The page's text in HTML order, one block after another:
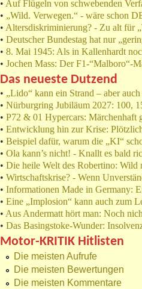
• Auf Flügeln von schwebenden
• „Wild. Verwegen.“ - wäre schon
• Altersdiskriminierung? - Zu alt für
• Deutscher Bundestag hat nur
• 8. Mai 1945: Als in Kallenhardt
• Jochen Mass: Der F1-“Malboro“-
Das neueste Dutzend
• „Lido“ kann ein Strand – aber
• Nürburgring Jubiläum 2027: 100,
• P72 & 01 Hypercars: Märchenhaft
• Entwicklung hin zur Krise:
• Beispiel dafür, warum die „KI“
• Ola kann’s nicht! - Knallt es bald
• Die heile Welt des Robertino: Wild
• Wirtschaftskrise? - Wenn
• Informationen Made in Germany:
• Eine „Implosion“ kann auch zum
• Aus Andermatt hört man: Noch
• Das Basingstoke-Wunder:
Motor-KRITIK Hitlisten
Die meisten Aufrufe
Die meisten Bewertungen
Die meisten Kommentare